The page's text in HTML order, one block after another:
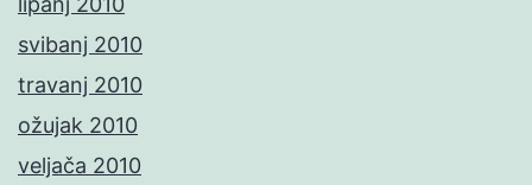
svibanj 2010
travanj 2010
ožujak 2010
veljača 2010